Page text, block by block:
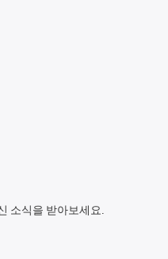
소식을 받아보세요.